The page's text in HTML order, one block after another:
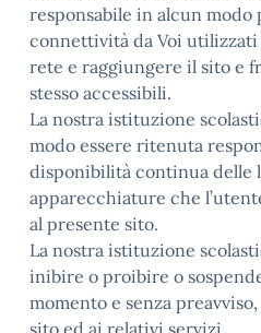
responsabile in alcun modo
connettività da Voi
rete e raggiungere il sito e
stesso accessibili.
La nostra istituzione
modo essere ritenuta
disponibilità continua delle
apparecchiature che
al presente sito.
La nostra istituzione
inibire o proibire o
momento e senza preavviso,
sito ed ai relativi servizi.